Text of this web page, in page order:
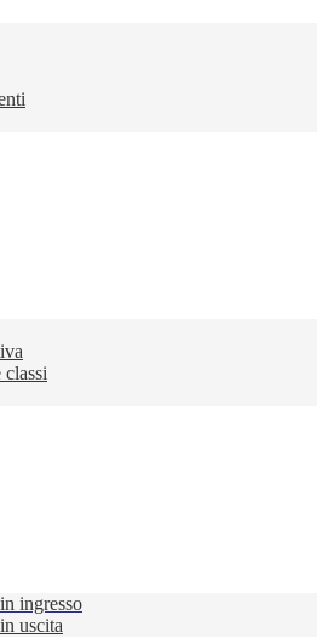
ingresso
uscita